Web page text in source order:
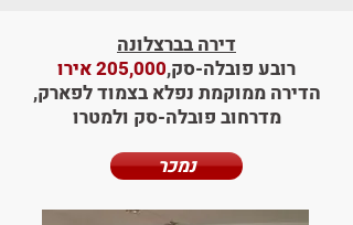
דירה בברצלונה
רובע פובלה-סק,205,000 אירו
הדירה ממוקמת נפלא בצמוד לפארק,
מדרחוב פובלה-סק ולמטרו
נמכר